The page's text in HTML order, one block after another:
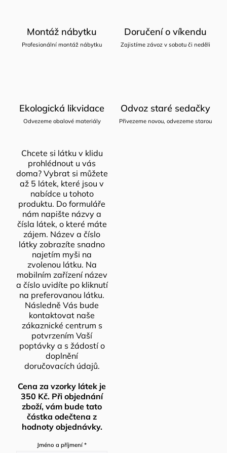
Montáž nábytku
Profesionální montáž nábytku
Doručení o víkendu
Zajistíme závoz v sobotu či neděli
Ekologická likvidace
Odvezeme obalové materiály
Odvoz staré sedačky
Přivezeme novou, odvezeme starou
Chcete si látku v klidu
prohlédnout u vás
doma? Vybrat si můžete
až 5 látek, které jsou v
nabídce u tohoto
produktu. Do formuláře
nám napište názvy a
čísla látek, o které máte
zájem. Název a číslo
látky zobrazíte snadno
najetím myši na
zvolenou látku. Na
mobilním zařízení název
a číslo uvidíte po kliknutí
na preferovanou látku.
Následně Vás bude
kontaktovat naše
zákaznické centrum s
potvrzením Vaší
poptávky a s žádostí o
doplnění
doručovacích údajů.
Cena za vzorky látek je
350 Kč. Při objednání
zboží, vám bude tato
částka odečtena z
hodnoty objednávky.
Jméno a příjmení *